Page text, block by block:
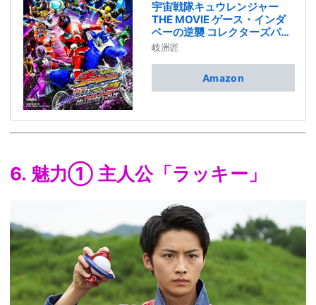
宇宙戦隊キュウレンジャー
THE MOVIE ゲース・インダ
ベーの逆襲 コレクターズパッ
ク [Blu-ray]
岐洲匠
Amazon
6. 魅力① 主人公「ラッキー」